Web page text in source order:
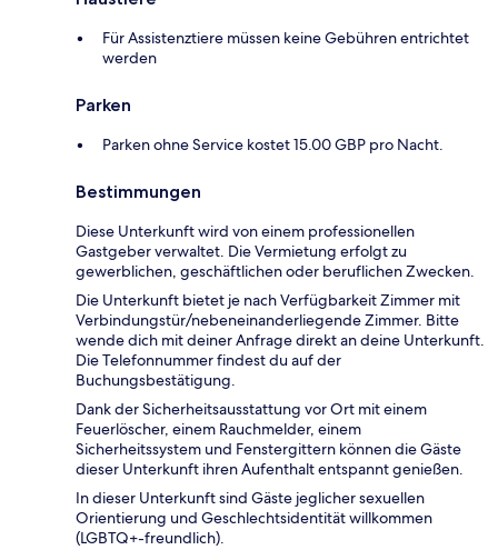
Für Assistenztiere müssen keine Gebühren entrichtet
werden
Parken
Parken ohne Service kostet 15.00 GBP pro Nacht.
Bestimmungen
Diese Unterkunft wird von einem professionellen
Gastgeber verwaltet. Die Vermietung erfolgt zu
gewerblichen, geschäftlichen oder beruflichen Zwecken.
Die Unterkunft bietet je nach Verfügbarkeit Zimmer mit
Verbindungstür/nebeneinanderliegende Zimmer. Bitte
wende dich mit deiner Anfrage direkt an deine Unterkunft.
Die Telefonnummer findest du auf der
Buchungsbestätigung.
Dank der Sicherheitsausstattung vor Ort mit einem
Feuerlöscher, einem Rauchmelder, einem
Sicherheitssystem und Fenstergittern können die Gäste
dieser Unterkunft ihren Aufenthalt entspannt genießen.
In dieser Unterkunft sind Gäste jeglicher sexuellen
Orientierung und Geschlechtsidentität willkommen
(LGBTQ+-freundlich).